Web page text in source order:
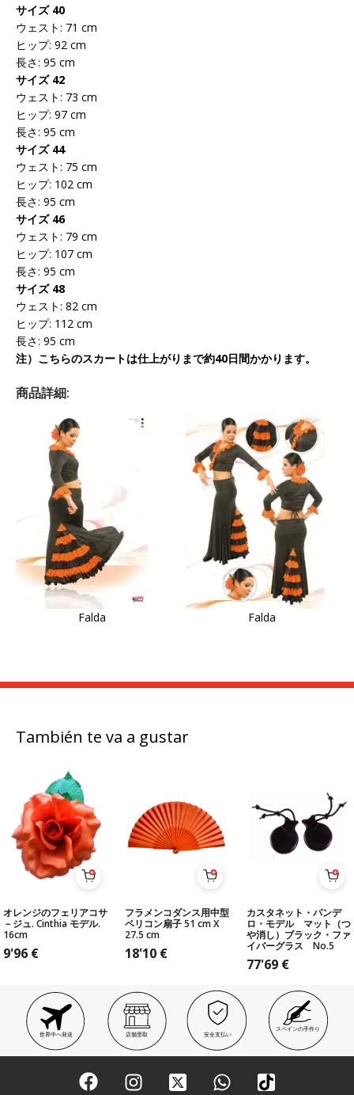
サイズ 40
ウェスト: 71 cm
ヒップ: 92 cm
長さ: 95 cm
サイズ 42
ウェスト: 73 cm
ヒップ: 97 cm
長さ: 95 cm
サイズ 44
ウェスト: 75 cm
ヒップ: 102 cm
長さ: 95 cm
サイズ 46
ウェスト: 79 cm
ヒップ: 107 cm
長さ: 95 cm
サイズ 48
ウェスト: 82 cm
ヒップ: 112 cm
長さ: 95 cm
注）こちらのスカートは仕上がりまで約40日間かかります。
商品詳細:
Falda Falda
También te va a gustar
オレンジのフェリアコサ
－ジュ. Cinthia モデル.
16cm
9'96 €
フラメンコダンス用中型
ペリコン扇子 51 cm X
27.5 cm
18'10 €
カスタネット・パンデ
ロ・モデル マット（つ
や消し）ブラック・ファ
イバーグラス No.5
77'69 €
世界中へ発送 店舗受取 安全支払い
スペインの手作り